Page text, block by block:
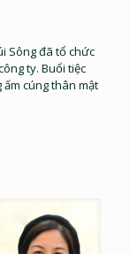
Sông đã tổ chức
ty. Buổi tiệc
cúng thân mật